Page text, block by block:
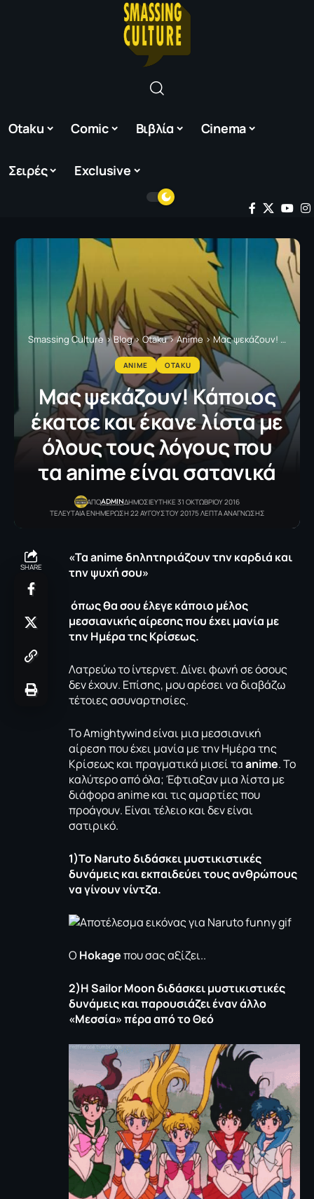
Otaku Comic Βιβλία Cinema
Σειρές Exclusive
Smassing Culture>Blog> Otaku>Anime >Μας ψεκάζουν! Κάποιος έκατσε και έκανε λίστα με όλους τους λόγους που τα anime είναι σατανικά
ANIME OTAKU
Μας ψεκάζουν! Κάποιος
έκατσε και έκανε λίστα με
όλους τους λόγους που
τα anime είναι σατανικά
ΑΠΟADMINΔΗΜΟΣΙΕΥΤΗΚΕ 31 ΟΚΤΩΒΡΙΟΥ 2016
ΤΕΛΕΥΤΑΙΑ ΕΝΗΜΕΡΩΣΗ 22 ΑΥΓΟΥΣΤΟΥ 20175 ΛΕΠΤΑ ΑΝΑΓΝΩΣΗΣ
SHARE
«Ταanimeδηλητηριάζουν την καρδιά και
την ψυχή σου»
όπως θα σου έλεγε κάποιο μέλος
μεσσιανικής αίρεσης που έχει μανία με
την Ημέρα της Κρίσεως.
Λατρεύω το ίντερνετ. Δίνει φωνή σε όσους
δεν έχουν. Επίσης, μου αρέσει να διαβάζω
τέτοιες ασυναρτησίες.
ΤοAmightywindείναι μια μεσσιανική
αίρεση που έχει μανία με την Ημέρα της
Κρίσεως και πραγματικά μισεί ταanime. Το
καλύτερο από όλα; Έφτιαξαν μια λίστα με
διάφορα anime και τις αμαρτίες που
προάγουν. Είναι τέλειο και δεν είναι
σατιρικό.
1)ΤοNarutoδιδάσκει μυστικιστικές
δυνάμεις και εκπαιδεύει τους ανθρώπους
να γίνουν νίντζα.
Ο Hokageπου σας αξίζει..
2)ΗSailorMoonδιδάσκει μυστικιστικές
δυνάμεις και παρουσιάζει έναν άλλο
«Μεσσία» πέρα από το Θεό